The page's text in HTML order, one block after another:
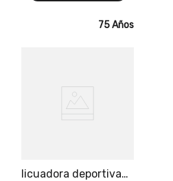
75 Años
licuadora deportiva